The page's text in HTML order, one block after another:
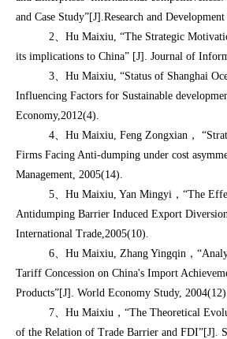
and Case Study”[J].Research and
2、Hu Maixiu, “The Strategic
its implications to China” [J]. Journal of
3、Hu Maixiu, “Status of Shanghai
Influencing Factors for Sustainable
Economy,2012(4).
4、Hu Maixiu, Feng Zongxian，
Firms Facing Anti-dumping under cost
Management, 2005(14).
5、Hu Maixiu, Yan Mingyi，“The
Antidumping Barrier Induced Export
International Trade,2005(10).
6、Hu Maixiu, Zhang Yingqin，
Tariff Concession on China's Import
Products”[J]. World Economy Study,
7、Hu Maixiu，“The Theoretical
of the Relation of Trade Barrier and FDI”[J].